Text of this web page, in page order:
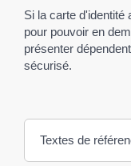
Si la carte d'identité
pour pouvoir en
présenter
sécurisé.
Textes de